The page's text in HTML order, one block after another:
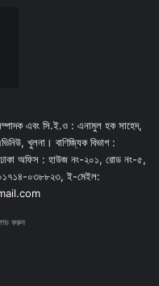
এবং সি.ই.ও : এনামুল হক সাহেদ,
খুলনা। বাণিজ্যিক বিভাগ :
অফিস : হাউজ নং-২০১, রোড নং-৫,
০৩৮৮২৩, ই-মেইল:
করুন